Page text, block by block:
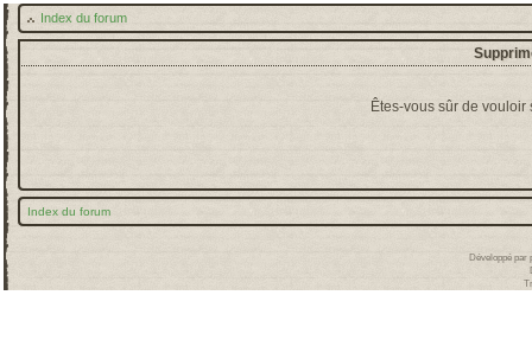
Index du forum
Êtes-vous sûr de
Index du forum
Développé par